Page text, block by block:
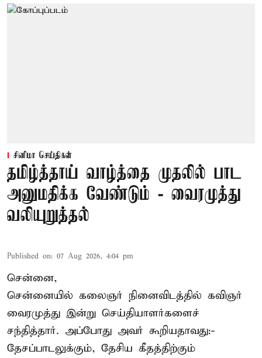
சினிமா செய்திகள்
தமிழ்த்தாய் வாழ்த்தை முதலில் பாட
அனுமதிக்க வேண்டும் - வைரமுத்து
வலியுறுத்தல்
Published on: 07 Aug 2026, 4:04 pm
சென்னை,
சென்னையில் கலைஞர் நினைவிடத்தில் கவிஞர்
வைரமுத்து இன்று செய்தியாளர்களைச்
சந்தித்தார். அப்போது அவர் கூறியதாவது:-
தேசப்பாடலுக்கும், தேசிய கீதத்திற்கும்